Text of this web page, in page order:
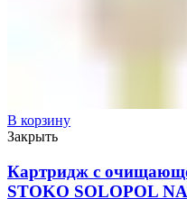
В корзину
Закрыть
Картридж с
STOKO SOLOPOL